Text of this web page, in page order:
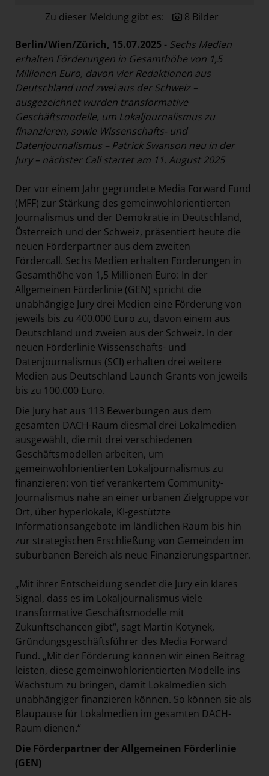
section.d
Swiss Life Select
The Companion
The Hoxton
Unibail-Rodamco-Westfield
Vöslauer
NMK
MEDIA
KONTAKT
Zu dieser Meldung gibt es: 8 Bilder
Berlin/Wien/Zürich, 15.07.2025 - Sechs Medien
erhalten Förderungen in Gesamthöhe von 1,5
Millionen Euro, davon vier Redaktionen aus
Deutschland und zwei aus der Schweiz –
ausgezeichnet wurden transformative
Geschäftsmodelle, um Lokaljournalismus zu
finanzieren, sowie Wissenschafts- und
Datenjournalismus – Patrick Swanson neu in der
Jury – nächster Call startet am 11. August 2025
Der vor einem Jahr gegründete Media Forward Fund
(MFF) zur Stärkung des gemeinwohlorientierten
Journalismus und der Demokratie in Deutschland,
Österreich und der Schweiz, präsentiert heute die
neuen Förderpartner aus dem zweiten
Fördercall. Sechs Medien erhalten Förderungen in
Gesamthöhe von 1,5 Millionen Euro: In der
Allgemeinen Förderlinie (GEN) spricht die
unabhängige Jury drei Medien eine Förderung von
jeweils bis zu 400.000 Euro zu, davon einem aus
Deutschland und zweien aus der Schweiz. In der
neuen Förderlinie Wissenschafts- und
Datenjournalismus (SCI) erhalten drei weitere
Medien aus Deutschland Launch Grants von jeweils
bis zu 100.000 Euro.
Die Jury hat aus 113 Bewerbungen aus dem
gesamten DACH-Raum diesmal drei Lokalmedien
ausgewählt, die mit drei verschiedenen
Geschäftsmodellen arbeiten, um
gemeinwohlorientierten Lokaljournalismus zu
finanzieren: von tief verankertem Community-
Journalismus nahe an einer urbanen Zielgruppe vor
Ort, über hyperlokale, KI-gestützte
Informationsangebote im ländlichen Raum bis hin
zur strategischen Erschließung von Gemeinden im
suburbanen Bereich als neue Finanzierungspartner.
„Mit ihrer Entscheidung sendet die Jury ein klares
Signal, dass es im Lokaljournalismus viele
transformative Geschäftsmodelle mit
Zukunftschancen gibt“, sagt Martin Kotynek,
Gründungsgeschäftsführer des Media Forward
Fund. „Mit der Förderung können wir einen Beitrag
leisten, diese gemeinwohlorientierten Modelle ins
Wachstum zu bringen, damit Lokalmedien sich
unabhängiger finanzieren können. So können sie als
Blaupause für Lokalmedien im gesamten DACH-
Raum dienen.“
Die Förderpartner der Allgemeinen Förderlinie
(GEN)